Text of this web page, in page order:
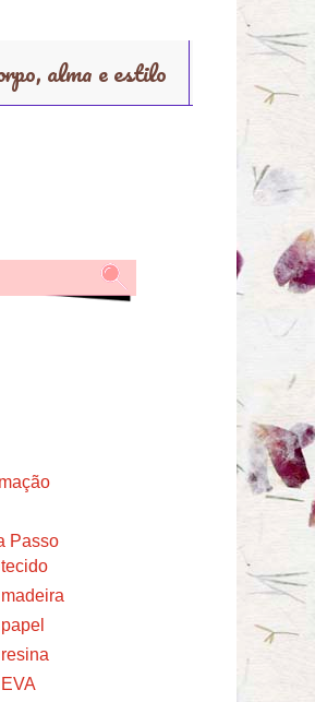
alma e estilo
Passo